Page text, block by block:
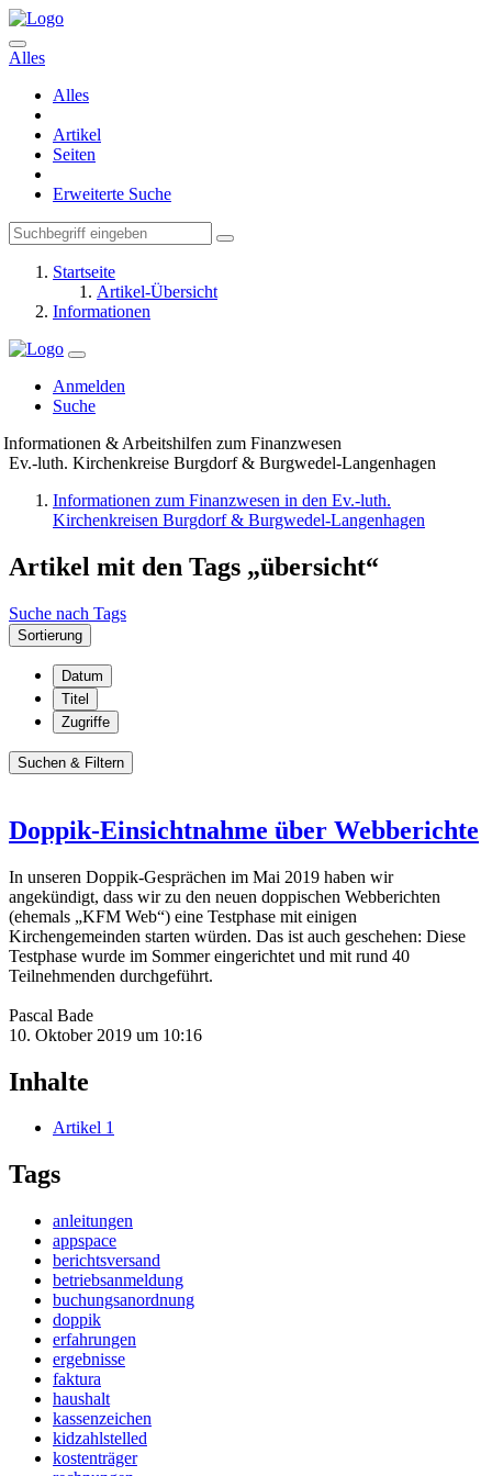
Alles
Alles
Artikel
Seiten
Erweiterte Suche
Startseite
Artikel-Übersicht
Informationen
Anmelden
Suche
Informationen & Arbeitshilfen zum Finanzwesen
Ev.-luth. Kirchenkreise Burgdorf & Burgwedel-Langenhagen
Informationen zum Finanzwesen in den Ev.-luth.
Kirchenkreisen Burgdorf & Burgwedel-Langenhagen
Artikel mit den Tags „übersicht“
Suche nach Tags
Sortierung
Datum
Titel
Zugriffe
Suchen & Filtern
Doppik-Einsichtnahme über Webberichte
In unseren Doppik-Gesprächen im Mai 2019 haben wir
angekündigt, dass wir zu den neuen doppischen Webberichten
(ehemals „KFM Web“) eine Testphase mit einigen
Kirchengemeinden starten würden. Das ist auch geschehen: Diese
Testphase wurde im Sommer eingerichtet und mit rund 40
Teilnehmenden durchgeführt.
Pascal Bade
10. Oktober 2019 um 10:16
Inhalte
Artikel 1
Tags
anleitungen
appspace
berichtsversand
betriebsanmeldung
buchungsanordnung
doppik
erfahrungen
ergebnisse
faktura
haushalt
kassenzeichen
kidzahlstelled
kostenträger